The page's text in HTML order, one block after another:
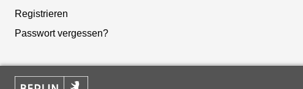
Registrieren
Passwort vergessen?